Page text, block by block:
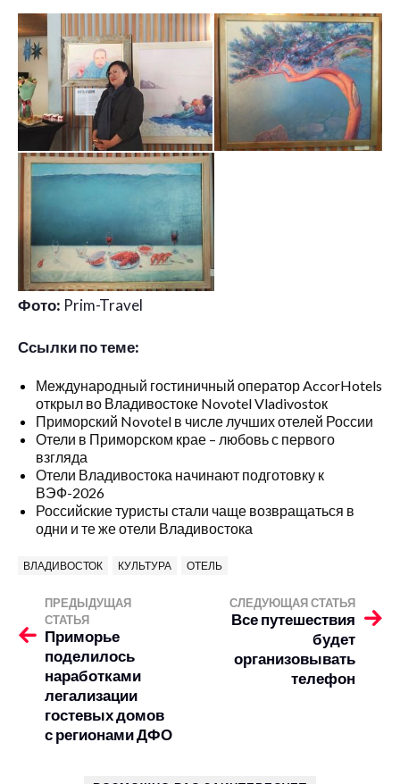
Фото: Prim-Travel
Ссылки по теме:
Международный гостиничный оператор AccorHotels
открыл во Владивостоке Novotel Vladivostoк
Приморский Novotel в числе лучших отелей России
Отели в Приморском крае – любовь с первого
взгляда
Отели Владивостока начинают подготовку к
ВЭФ-2026
Российские туристы стали чаще возвращаться в
одни и те же отели Владивостока
ВЛАДИВОСТОК КУЛЬТУРА ОТЕЛЬ
ПРЕДЫДУЩАЯ
СТАТЬЯ
Приморье
поделилось
наработками
легализации
гостевых домов
с регионами ДФО
СЛЕДУЮЩАЯ СТАТЬЯ
Все путешествия
будет
организовывать
телефон